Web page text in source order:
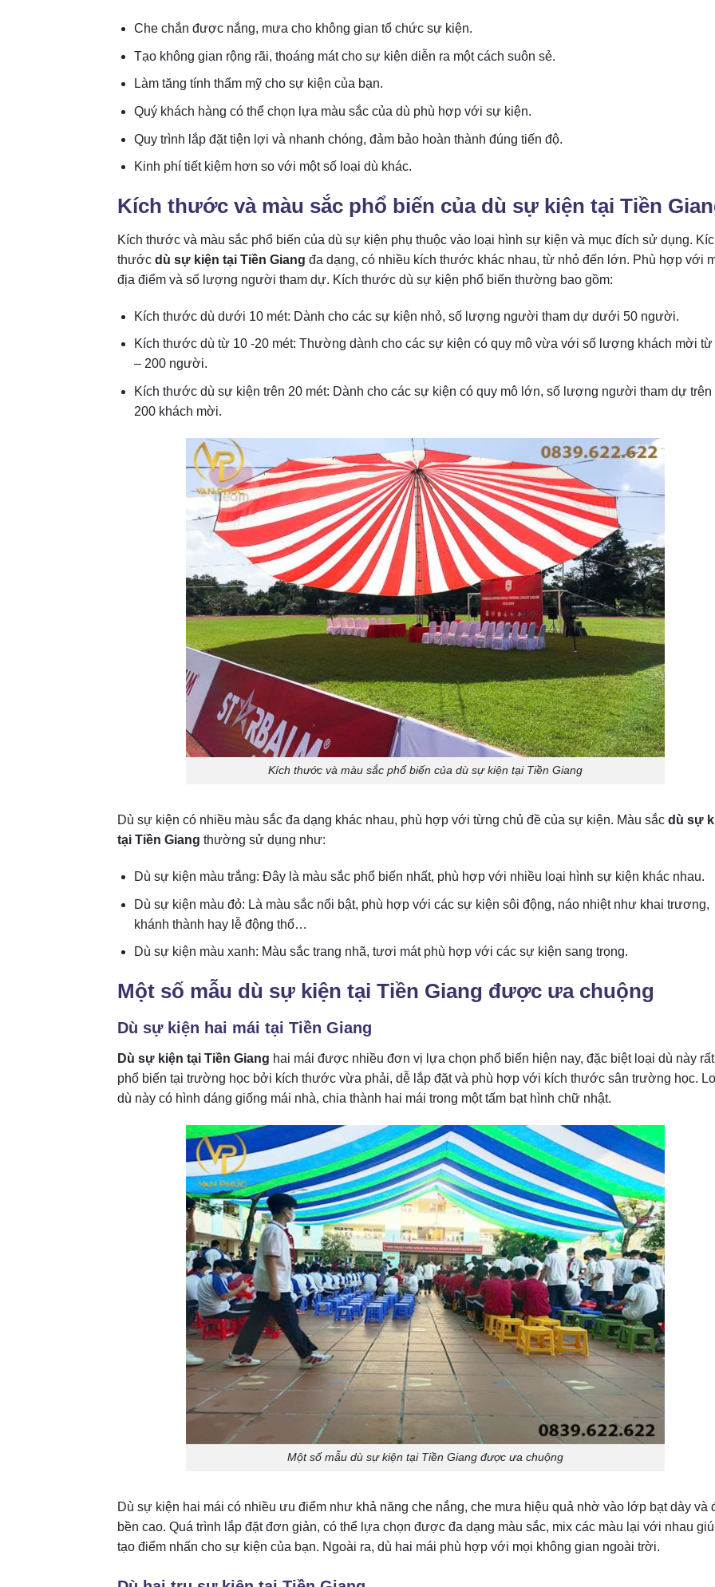
Che chắn được nắng, mưa cho không gian tổ chức sự kiện.
Tạo không gian rộng rãi, thoáng mát cho sự kiện diễn ra một cách suôn sẻ.
Làm tăng tính thẩm mỹ cho sự kiện của bạn.
Quý khách hàng có thể chọn lựa màu sắc của dù phù hợp với sự kiện.
Quy trình lắp đặt tiện lợi và nhanh chóng, đảm bảo hoàn thành đúng tiến độ.
Kinh phí tiết kiệm hơn so với một số loại dù khác.
Kích thước và màu sắc phổ biến của dù sự kiện tại Tiền
Kích thước và màu sắc phổ biến của dù sự kiện phụ thuộc vào loại hình sự kiện và mục đích sử dụng.
thước dù sự kiện tại Tiền Giang đa dạng, có nhiều kích thước khác nhau, từ nhỏ đến lớn. Phù hợp với
địa điểm và số lượng người tham dự. Kích thước dù sự kiện phổ biến thường bao gồm:
Kích thước dù dưới 10 mét: Dành cho các sự kiện nhỏ, số lượng người tham dự dưới 50 người.
Kích thước dù từ 10 -20 mét: Thường dành cho các sự kiện có quy mô vừa với số lượng khách mời từ
– 200 người.
Kích thước dù sự kiện trên 20 mét: Dành cho các sự kiện có quy mô lớn, số lượng người tham dự trên
200 khách mời.
Kích thước và màu sắc phổ biến của dù sự kiện tại Tiền Giang
Dù sự kiện có nhiều màu sắc đa dạng khác nhau, phù hợp với từng chủ đề của sự kiện. Màu sắc dù sự
tại Tiền Giang thường sử dụng như:
Dù sự kiện màu trắng: Đây là màu sắc phổ biến nhất, phù hợp với nhiều loại hình sự kiện khác nhau.
Dù sự kiện màu đỏ: Là màu sắc nổi bật, phù hợp với các sự kiện sôi động, náo nhiệt như khai trương,
khánh thành hay lễ động thổ…
Dù sự kiện màu xanh: Màu sắc trang nhã, tươi mát phù hợp với các sự kiện sang trọng.
Một số mẫu dù sự kiện tại Tiền Giang được ưa chuộng
Dù sự kiện hai mái tại Tiền Giang
Dù sự kiện tại Tiền Giang hai mái được nhiều đơn vị lựa chọn phổ biến hiện nay, đặc biệt loại dù này rất
phổ biến tại trường học bởi kích thước vừa phải, dễ lắp đặt và phù hợp với kích thước sân trường học.
dù này có hình dáng giống mái nhà, chia thành hai mái trong một tấm bạt hình chữ nhật.
Một số mẫu dù sự kiện tại Tiền Giang được ưa chuộng
Dù sự kiện hai mái có nhiều ưu điểm như khả năng che nắng, che mưa hiệu quả nhờ vào lớp bạt dày và
bền cao. Quá trình lắp đặt đơn giản, có thể lựa chọn được đa dạng màu sắc, mix các màu lại với nhau
tạo điểm nhấn cho sự kiện của bạn. Ngoài ra, dù hai mái phù hợp với mọi không gian ngoài trời.